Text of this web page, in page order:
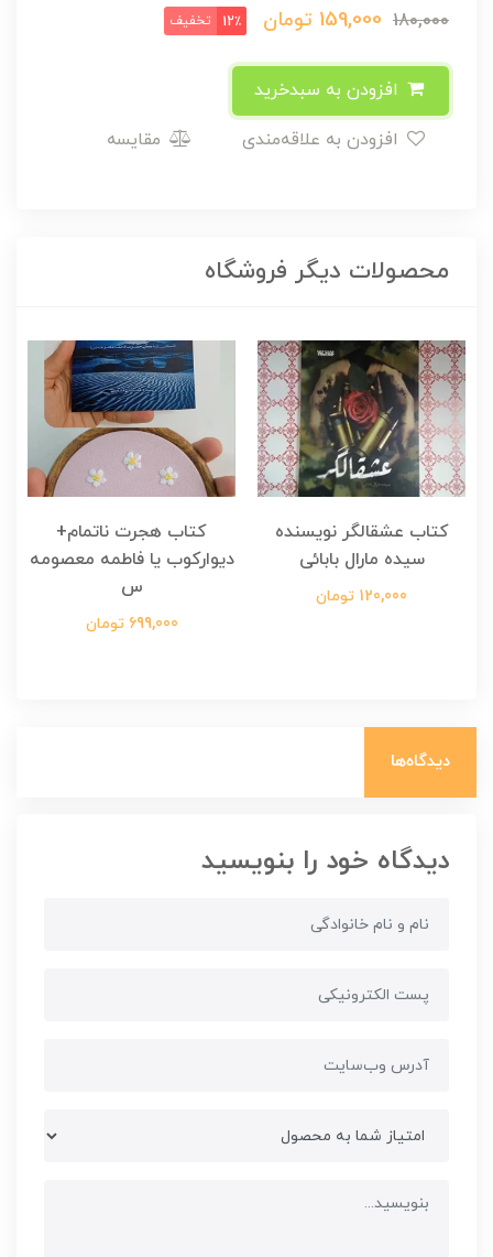
180,000
159,000 تومان 12٪ تخفیف
مقایسه
محصولات دیگر فروشگاه
کتاب عشقالگر نویسنده
سیده مارال بابائی
120,000 تومان
کتاب هجرت ناتمام+
دیوارکوب یا فاطمه معصومه
س
699,000 تومان
دیدگاه‌ها
دیدگاه خود را بنویسید